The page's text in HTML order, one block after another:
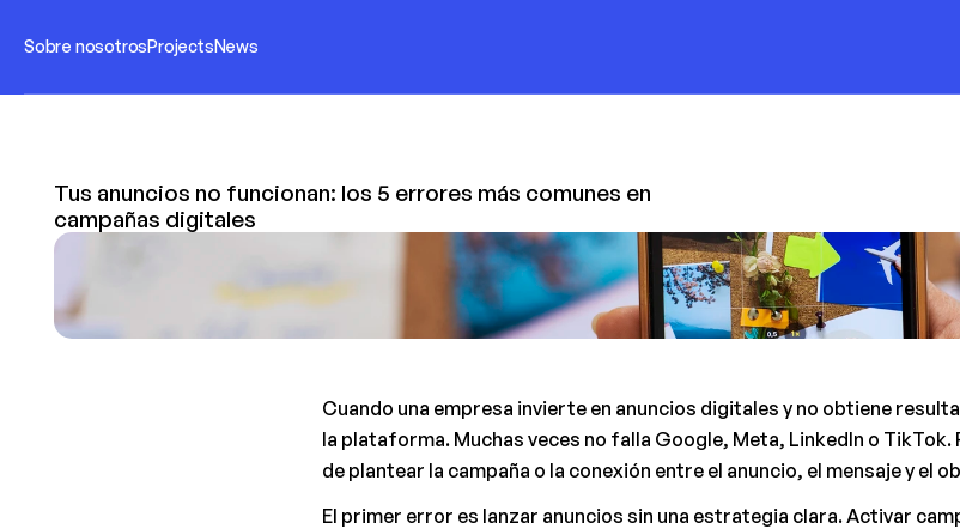
Sobre nosotrosProjectsNews
Tus anuncios no funcionan: los 5 errores más comunes en
campañas digitales
Cuando una empresa invierte en anuncios digitales y no obtiene
la plataforma. Muchas veces no falla Google, Meta, LinkedIn o
de plantear la campaña o la conexión entre el anuncio, el mensaje y el
El primer error es lanzar anuncios sin una estrategia clara. Activar